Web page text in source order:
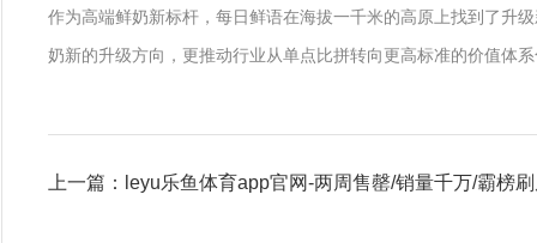
作为高端鲜奶新标杆，每日鲜语在海拔一千米的高原上找到了升
奶新的升级方向，更推动行业从单点比拼转向更高标准的价值体
上一篇：leyu乐鱼体育app官网-两周售罄/销量千万/霸榜